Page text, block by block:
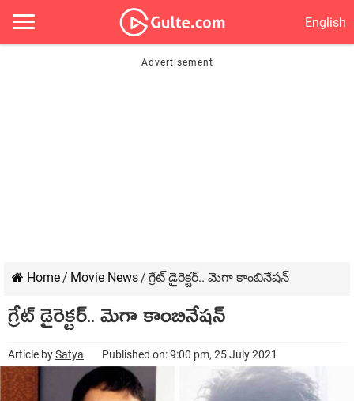
English
Home/ Movie News/ గ్రేట్ డైరెక్టర్.. మెగా కాంబినేషన్
గ్రేట్ డైరెక్టర్.. మెగా కాంబినేషన్
Article bySatya Published on: 9:00 pm, 25 July 2021